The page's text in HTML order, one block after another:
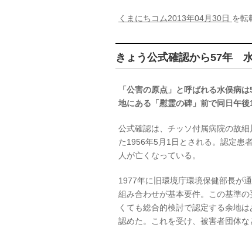
くまにちコム2013年04月30日 を転
きょう公式確認から57年
「公害の原点」と呼ばれる水俣病
地にある「慰霊の碑」前で同日午後
公式確認は、チッソ付属病院の故
た1956年5月1日とされる。認定患
人が亡くなっている。
1977年に旧環境庁環境保健部長が
組み合わせが基本要件。この基準
くても総合的検討で認定する余地
認めた。これを受け、被害者団体